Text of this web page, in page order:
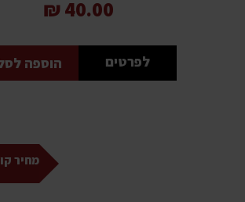
40.00 ₪
לפרטים הוספה
מחיר קודם